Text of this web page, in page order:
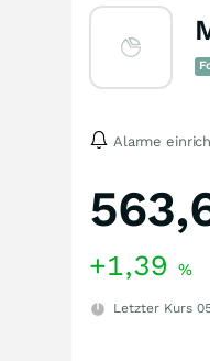
Alarme
+1,39 %
Letzter Kurs